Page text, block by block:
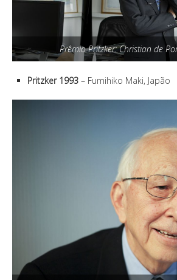
Prêmio Pritzker: Christian de
Pritzker 1993 – Fumihiko Maki, Japão